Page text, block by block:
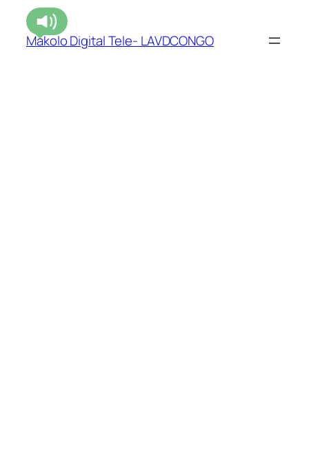
Makolo Digital Tele- LAVDCONGO